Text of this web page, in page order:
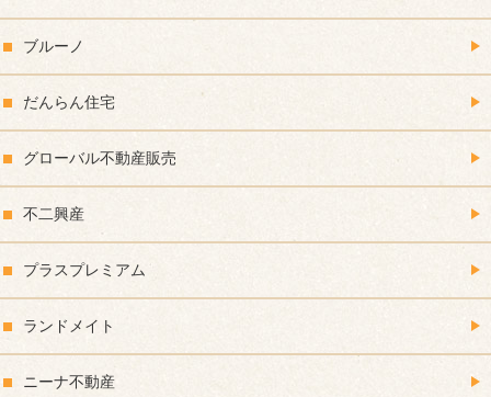
ブルーノ
だんらん住宅
グローバル不動産販売
不二興産
プラスプレミアム
ランドメイト
ニーナ不動産